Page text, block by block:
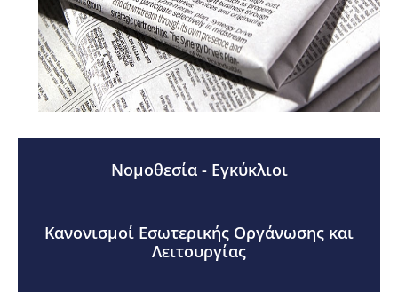
Νομοθεσία - Εγκύκλιοι
Κανονισμοί Εσωτερικής Οργάνωσης και
Λειτουργίας